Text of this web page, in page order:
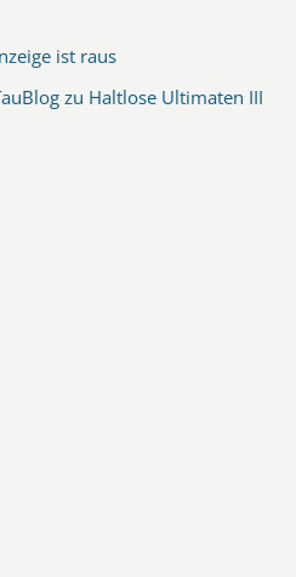
ist raus
zu Haltlose Ultimaten III